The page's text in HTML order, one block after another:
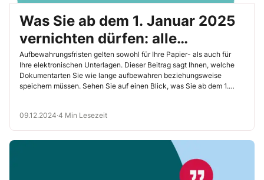
Was Sie ab dem 1. Januar 2025
vernichten dürfen: alle
Unterlagen von A bis Z
Aufbewahrungsfristen gelten sowohl für Ihre Papier- als auch für
Ihre elektronischen Unterlagen. Dieser Beitrag sagt Ihnen, welche
Dokumentarten Sie wie lange aufbewahren beziehungsweise
speichern müssen. Sehen Sie auf einen Blick, was Sie ab dem 1.
09.12.2024·4 Min Lesezeit